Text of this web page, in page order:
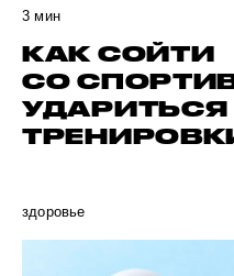
3 мин
КАК СОЙТИ
СО
УДАРИТЬСЯ
здоровье